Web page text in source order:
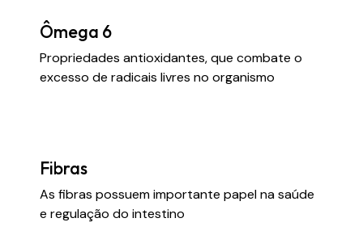
Ômega 6
Propriedades antioxidantes, que combate o
excesso de radicais livres no organismo
Fibras
As fibras possuem importante papel na saúde
e regulação do intestino